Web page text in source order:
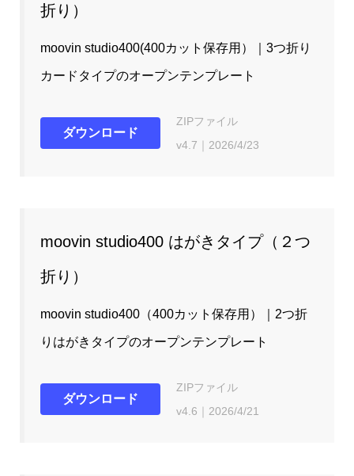
折り）
moovin studio400(400カット保存用）｜3つ折り
カードタイプのオープンテンプレート
ダウンロード
ZIPファイル
v4.7｜2026/4/23
moovin studio400 はがきタイプ（２つ
折り）
moovin studio400（400カット保存用）｜2つ折
りはがきタイプのオープンテンプレート
ダウンロード
ZIPファイル
v4.6｜2026/4/21